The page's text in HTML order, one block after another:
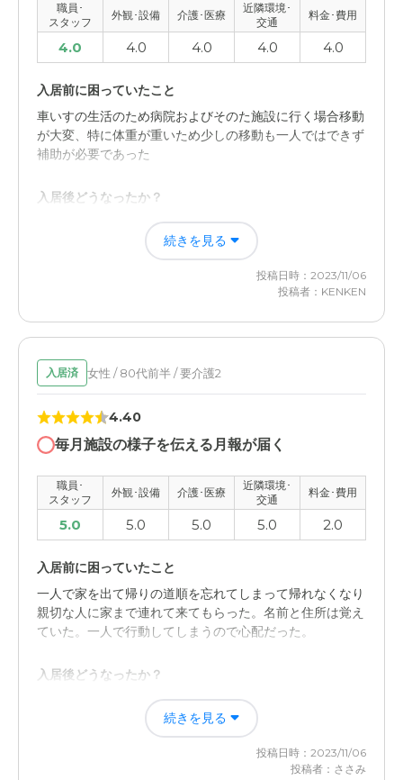
職員･
スタッフ
外観･設備 介護･医療
近隣環境･
交通
料金･費用
4.0 4.0 4.0 4.0 4.0
入居前に困っていたこと
車いすの生活のため病院およびそのた施設に行く場合移動
が大変、特に体重が重いため少しの移動も一人ではできず
補助が必要であった
入居後どうなったか？
脊椎間狭窄症になり少しのことでも痛みが出るのではない
かと本人が怖がり移動もできず、だんだんと体重も増加し
なお一層移動が出来なくなった
職員・スタッフ・他入居者の雰囲気について
スタッフの対応もスムーズにでき対応も早い、連絡も早く
くれて助かる、認知症のかたも少なく雰囲気も明るい
外観・内装・居室・設備について
施設全体もきれいでよくメンテナンスされている感じ、線
路のわきではあるが静かな環境も良いと感じた。
介護医療サービスについて
提携病院との定期健診もあり安心できる、介護もとくに安
全に注意してくれるので安心できる
観戦道路から少し離れているため比較的静かであり、長女
の家から比較的近く面会等の対応がしやすい
他の施設も比較したが安くもなく高くもなくリーズナブル
続きを見る
投稿日時：2023/11/06
投稿者：KENKEN
入居済 女性 / 80代前半 / 要介護2
4.40
毎月施設の様子を伝える月報が届く
職員･
スタッフ
外観･設備 介護･医療
近隣環境･
交通
料金･費用
5.0 5.0 5.0 5.0 2.0
入居前に困っていたこと
一人で家を出て帰りの道順を忘れてしまって帰れなくなり
親切な人に家まで連れて来てもらった。名前と住所は覚え
ていた。一人で行動してしまうので心配だった。
入居後どうなったか？
施設からは一人で外出できないから安心している。認知症
が進行すると心配な事が増えて家で介護するのはたいへん
だと思う。本当に助かっています。
続きを見る
投稿日時：2023/11/06
投稿者：ささみ